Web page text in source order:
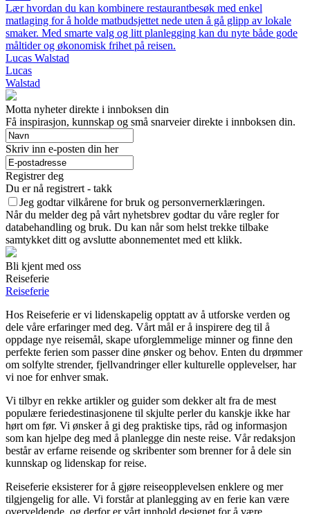
Lær hvordan du kan kombinere restaurantbesøk med enkel
matlaging for å holde matbudsjettet nede uten å gå glipp av lokale
smaker. Med smarte valg og litt planlegging kan du nyte både gode
måltider og økonomisk frihet på reisen.
Lucas Walstad
Lucas
Walstad
Motta nyheter direkte i innboksen din
Få inspirasjon, kunnskap og små snarveier direkte i innboksen din.
Skriv inn e-posten din her
Registrer deg
Du er nå registrert - takk
Jeg godtar vilkårene for bruk og personvernerklæringen.
Når du melder deg på vårt nyhetsbrev godtar du våre regler for
databehandling og bruk. Du kan når som helst trekke tilbake
samtykket ditt og avslutte abonnementet med ett klikk.
Bli kjent med oss
Reiseferie
Reiseferie
Hos Reiseferie er vi lidenskapelig opptatt av å utforske verden og
dele våre erfaringer med deg. Vårt mål er å inspirere deg til å
oppdage nye reisemål, skape uforglemmelige minner og finne den
perfekte ferien som passer dine ønsker og behov. Enten du drømmer
om solfylte strender, fjellvandringer eller kulturelle opplevelser, har
vi noe for enhver smak.
Vi tilbyr en rekke artikler og guider som dekker alt fra de mest
populære feriedestinasjonene til skjulte perler du kanskje ikke har
hørt om før. Vi ønsker å gi deg praktiske tips, råd og informasjon
som kan hjelpe deg med å planlegge din neste reise. Vår redaksjon
består av erfarne reisende og skribenter som brenner for å dele sin
kunnskap og lidenskap for reise.
Reiseferie eksisterer for å gjøre reiseopplevelsen enklere og mer
tilgjengelig for alle. Vi forstår at planlegging av en ferie kan være
overveldende, og derfor er vårt innhold designet for å være